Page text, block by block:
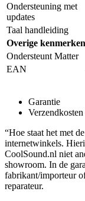
Ondersteuning met
updates
Taal handleiding
Overige kenmerken
Ondersteunt Matter
EAN
Garantie
“Hoe staat het met
internetwinkels.
CoolSound.nl niet
showroom. In de
fabrikant/importeur
reparateur.